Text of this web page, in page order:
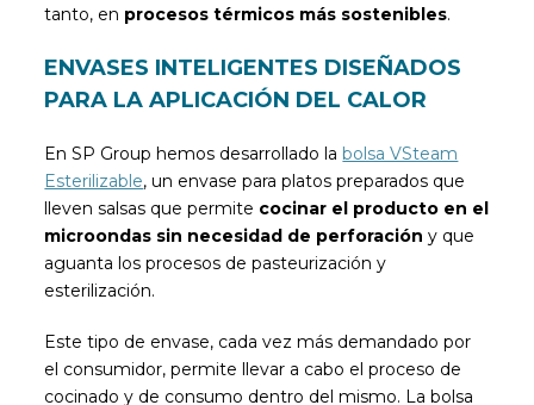
tanto, en procesos térmicos más sostenibles.
ENVASES INTELIGENTES DISEÑADOS
PARA LA APLICACIÓN DEL CALOR
En SP Group hemos desarrollado la bolsa VSteam
Esterilizable, un envase para platos preparados que
lleven salsas que permite cocinar el producto en el
microondas sin necesidad de perforación y que
aguanta los procesos de pasteurización y
esterilización.
Este tipo de envase, cada vez más demandado por
el consumidor, permite llevar a cabo el proceso de
cocinado y de consumo dentro del mismo. La bolsa